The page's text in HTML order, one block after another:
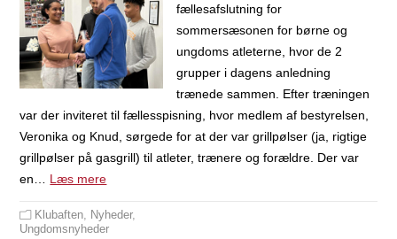
fællesafslutning for
sommersæsonen for børne og
ungdoms atleterne, hvor de 2
grupper i dagens anledning
trænede sammen. Efter træningen
var der inviteret til fællesspisning, hvor medlem af bestyrelsen,
Veronika og Knud, sørgede for at der var grillpølser (ja, rigtige
grillpølser på gasgrill) til atleter, trænere og forældre. Der var
en… Læs mere
Klubaften Nyheder,
Ungdomsnyheder